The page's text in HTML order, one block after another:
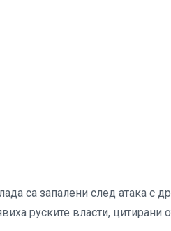
са запалени след атака с
руските власти, цитирани